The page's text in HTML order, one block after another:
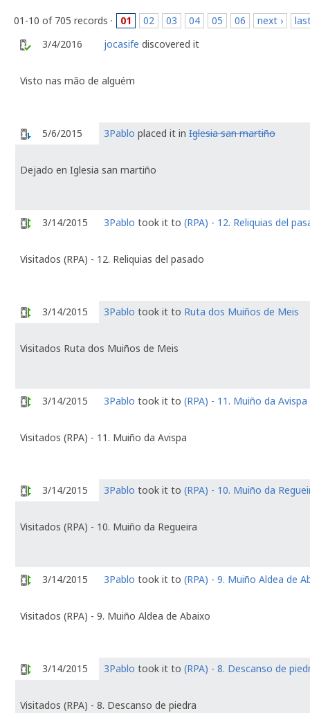
01-10 of 705 records · 01 02 03 04 05 06 next ›
3/4/2016
jocasife discovered it
Visto nas mão de alguém
5/6/2015 3Pablo placed it in Iglesia san martiño
Dejado en Iglesia san martiño
3/14/2015 3Pablo took it to (RPA) - 12. Reliquias del
Visitados (RPA) - 12. Reliquias del pasado
3/14/2015 3Pablo took it to Ruta dos Muiños de Meis
Visitados Ruta dos Muiños de Meis
3/14/2015 3Pablo took it to (RPA) - 11. Muiño da Avispa
Visitados (RPA) - 11. Muiño da Avispa
3/14/2015 3Pablo took it to (RPA) - 10. Muiño da
Visitados (RPA) - 10. Muiño da Regueira
3/14/2015 3Pablo took it to (RPA) - 9. Muiño Aldea de
Visitados (RPA) - 9. Muiño Aldea de Abaixo
3/14/2015 3Pablo took it to (RPA) - 8. Descanso de
Visitados (RPA) - 8. Descanso de piedra